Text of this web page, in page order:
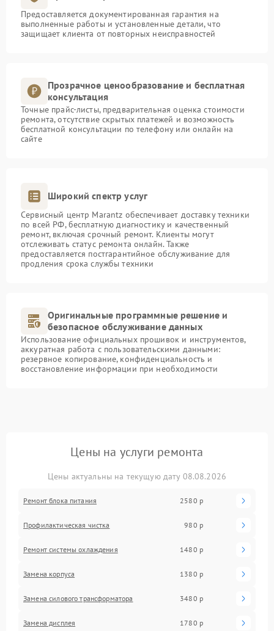
Предоставляется документированная гарантия на
выполненные работы и установленные детали, что
защищает клиента от повторных неисправностей
Прозрачное ценообразование и бесплатная
консультация
Точные прайс-листы, предварительная оценка стоимости
ремонта, отсутствие скрытых платежей и возможность
бесплатной консультации по телефону или онлайн на
сайте
Широкий спектр услуг
Сервисный центр Marantz обеспечивает доставку техники
по всей РФ, бесплатную диагностику и качественный
ремонт, включая срочный ремонт. Клиенты могут
отслеживать статус ремонта онлайн. Также
предоставляется постгарантийное обслуживание для
продления срока службы техники
Оригинальные программные решение и
безопасное обслуживание данных
Использование официальных прошивок и инструментов,
аккуратная работа с пользовательскими данными:
резервное копирование, конфиденциальность и
восстановление информации при необходимости
Цены на услуги ремонта
Цены актуальны на текущую дату 08.08.2026
Ремонт блока питания 2580 р
Профилактическая чистка 980 р
Ремонт системы охлаждения 1480 р
Замена корпуса 1380 р
Замена силового трансформатора 3480 р
Замена дисплея 1780 р